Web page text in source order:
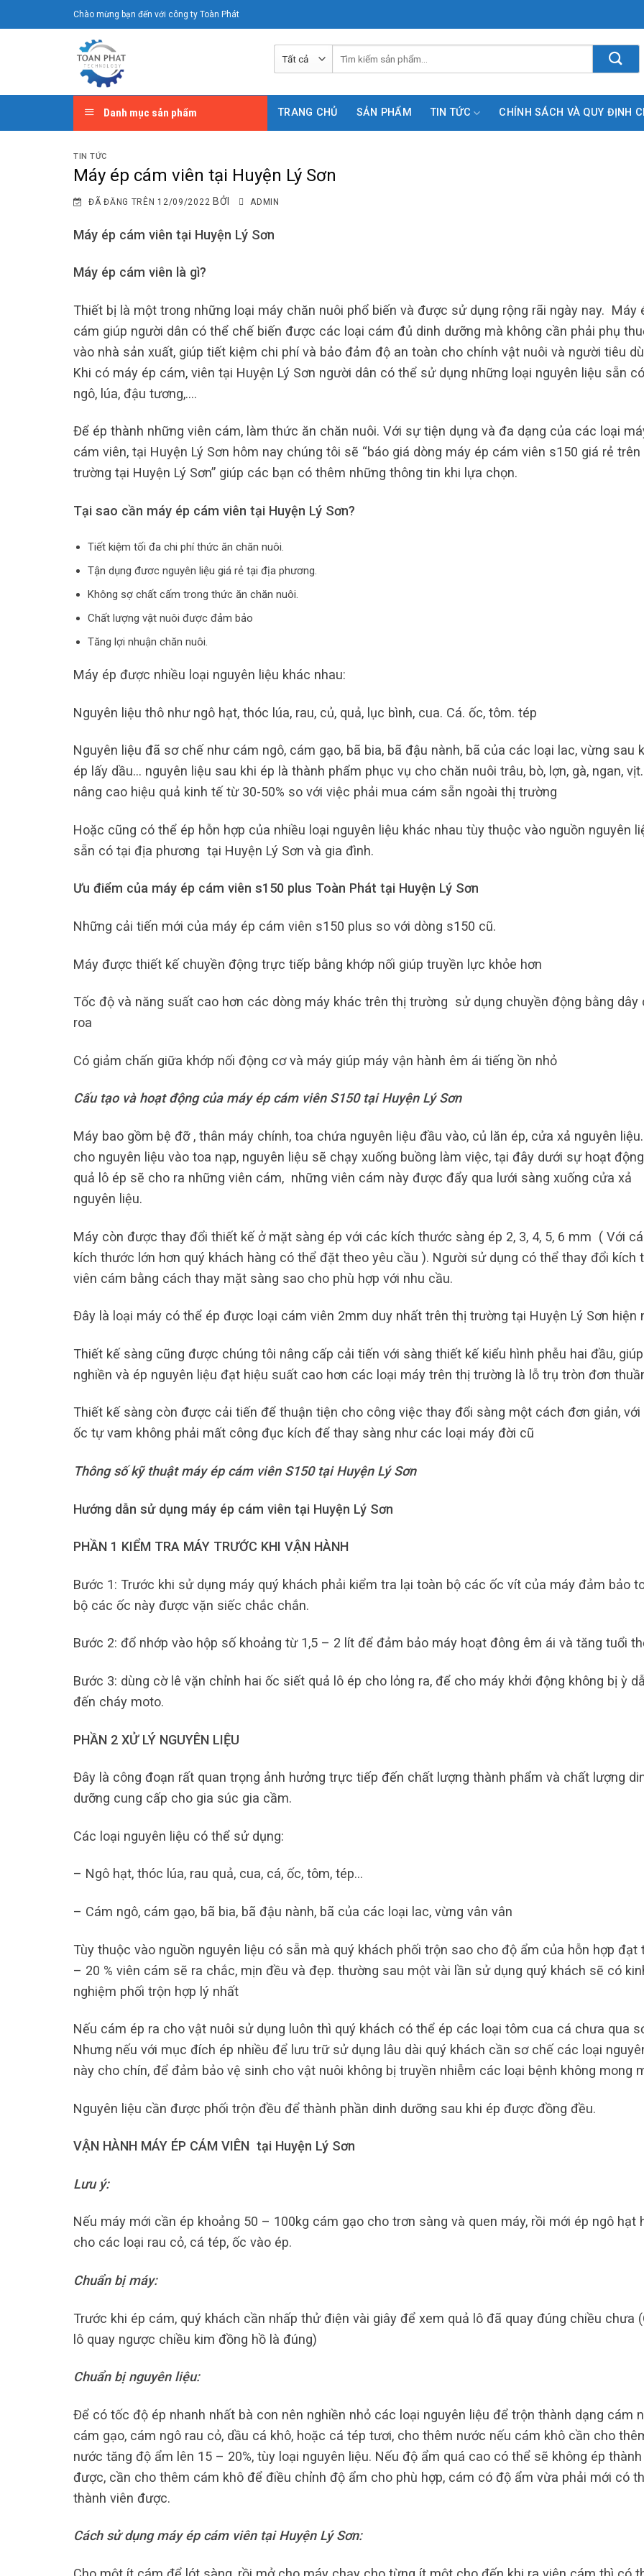
đến
Chào mừng bạn đến với công ty Toàn Phát
Danh mục sản phẩm TRANG CHỦ SẢN PHẨM TIN TỨC CHÍNH SÁCH VÀ QUY ĐỊNH
TIN TỨC
Máy ép cám viên tại Huyện Lý Sơn
ĐÃ ĐĂNG TRÊN 12/09/2022 BỞI ADMIN
Máy ép cám viên tại Huyện Lý Sơn
Máy ép cám viên là gì?
Thiết bị là một trong những loại máy chăn nuôi phổ biến và được sử dụng rộng rãi ngày nay. Máy
cám giúp người dân có thể chế biến được các loại cám đủ dinh dưỡng mà không cần phải phụ
vào nhà sản xuất, giúp tiết kiệm chi phí và bảo đảm độ an toàn cho chính vật nuôi và người tiêu
Khi có máy ép cám, viên tại Huyện Lý Sơn người dân có thể sử dụng những loại nguyên liệu sẵn
ngô, lúa, đậu tương,….
Để ép thành những viên cám, làm thức ăn chăn nuôi. Với sự tiện dụng và đa dạng của các loại
cám viên, tại Huyện Lý Sơn hôm nay chúng tôi sẽ “báo giá dòng máy ép cám viên s150 giá rẻ trên
trường tại Huyện Lý Sơn” giúp các bạn có thêm những thông tin khi lựa chọn.
Tại sao cần máy ép cám viên tại Huyện Lý Sơn?
Tiết kiệm tối đa chi phí thức ăn chăn nuôi.
Tận dụng đươc nguyên liệu giá rẻ tại địa phương.
Không sợ chất cấm trong thức ăn chăn nuôi.
Chất lượng vật nuôi được đảm bảo
Tăng lợi nhuận chăn nuôi.
Máy ép được nhiều loại nguyên liệu khác nhau:
Nguyên liệu thô như ngô hạt, thóc lúa, rau, củ, quả, lục bình, cua. Cá. ốc, tôm. tép
Nguyên liệu đã sơ chế như cám ngô, cám gạo, bã bia, bã đậu nành, bã của các loại lac, vừng sau
ép lấy dầu… nguyên liệu sau khi ép là thành phẩm phục vụ cho chăn nuôi trâu, bò, lợn, gà, ngan,
nâng cao hiệu quả kinh tế từ 30-50% so với việc phải mua cám sẵn ngoài thị trường
Hoặc cũng có thể ép hỗn hợp của nhiều loại nguyên liệu khác nhau tùy thuộc vào nguồn nguyên
sẵn có tại địa phương tại Huyện Lý Sơn và gia đình.
Ưu điểm của máy ép cám viên s150 plus Toàn Phát tại Huyện Lý Sơn
Những cải tiến mới của máy ép cám viên s150 plus so với dòng s150 cũ.
Máy được thiết kế chuyền động trực tiếp bằng khớp nối giúp truyền lực khỏe hơn
Tốc độ và năng suất cao hơn các dòng máy khác trên thị trường sử dụng chuyền động bằng dây
roa
Có giảm chấn giữa khớp nối động cơ và máy giúp máy vận hành êm ái tiếng ồn nhỏ
Cấu tạo và hoạt động của máy ép cám viên S150 tại Huyện Lý Sơn
Máy bao gồm bệ đỡ , thân máy chính, toa chứa nguyên liệu đầu vào, củ lăn ép, cửa xả nguyên
cho nguyên liệu vào toa nạp, nguyên liệu sẽ chạy xuống buồng làm việc, tại đây dưới sự hoạt
quả lô ép sẽ cho ra những viên cám, những viên cám này được đẩy qua lưới sàng xuống cửa xả
nguyên liệu.
Máy còn được thay đổi thiết kế ở mặt sàng ép với các kích thước sàng ép 2, 3, 4, 5, 6 mm ( Với
kích thước lớn hơn quý khách hàng có thể đặt theo yêu cầu ). Người sử dụng có thể thay đổi kích
viên cám bằng cách thay mặt sàng sao cho phù hợp với nhu cầu.
Đây là loại máy có thể ép được loại cám viên 2mm duy nhất trên thị trường tại Huyện Lý Sơn hiện
Thiết kế sàng cũng được chúng tôi nâng cấp cải tiến với sàng thiết kế kiểu hình phễu hai đầu, giúp
nghiền và ép nguyên liệu đạt hiệu suất cao hơn các loại máy trên thị trường là lỗ trụ tròn đơn
Thiết kế sàng còn được cải tiến để thuận tiện cho công việc thay đổi sàng một cách đơn giản, với
ốc tự vam không phải mất công đục kích để thay sàng như các loại máy đời cũ
Thông số kỹ thuật máy ép cám viên S150 tại Huyện Lý Sơn
Hướng dẫn sử dụng máy ép cám viên tại Huyện Lý Sơn
PHẦN 1 KIỂM TRA MÁY TRƯỚC KHI VẬN HÀNH
Bước 1: Trước khi sử dụng máy quý khách phải kiểm tra lại toàn bộ các ốc vít của máy đảm bảo
bộ các ốc này được vặn siếc chắc chắn.
Bước 2: đổ nhớp vào hộp số khoảng từ 1,5 – 2 lít để đảm bảo máy hoạt đông êm ái và tăng tuổi
Bước 3: dùng cờ lê vặn chỉnh hai ốc siết quả lô ép cho lỏng ra, để cho máy khởi động không bị ỳ
đến cháy moto.
PHẦN 2 XỬ LÝ NGUYÊN LIỆU
Đây là công đoạn rất quan trọng ảnh hưởng trực tiếp đến chất lượng thành phẩm và chất lượng
dưỡng cung cấp cho gia súc gia cầm.
Các loại nguyên liệu có thể sử dụng:
– Ngô hạt, thóc lúa, rau quả, cua, cá, ốc, tôm, tép…
– Cám ngô, cám gạo, bã bia, bã đậu nành, bã của các loại lac, vừng vân vân
Tùy thuộc vào nguồn nguyên liệu có sẵn mà quý khách phối trộn sao cho độ ẩm của hỗn hợp đạt
– 20 % viên cám sẽ ra chắc, mịn đều và đẹp. thường sau một vài lần sử dụng quý khách sẽ có
nghiệm phối trộn hợp lý nhất
Nếu cám ép ra cho vật nuôi sử dụng luôn thì quý khách có thể ép các loại tôm cua cá chưa qua
Nhưng nếu với mục đích ép nhiều để lưu trữ sử dụng lâu dài quý khách cần sơ chế các loại
này cho chín, để đảm bảo vệ sinh cho vật nuôi không bị truyền nhiễm các loại bệnh không mong
Nguyên liệu cần được phối trộn đều để thành phần dinh dưỡng sau khi ép được đồng đều.
VẬN HÀNH MÁY ÉP CÁM VIÊN tại Huyện Lý Sơn
Lưu ý:
Nếu máy mới cần ép khoảng 50 – 100kg cám gạo cho trơn sàng và quen máy, rồi mới ép ngô hạt
cho các loại rau cỏ, cá tép, ốc vào ép.
Chuẩn bị máy:
Trước khi ép cám, quý khách cần nhấp thử điện vài giây để xem quả lô đã quay đúng chiều chưa
lô quay ngược chiều kim đồng hồ là đúng)
Chuẩn bị nguyên liệu:
Để có tốc độ ép nhanh nhất bà con nên nghiền nhỏ các loại nguyên liệu để trộn thành dạng cám
cám gạo, cám ngô rau cỏ, dầu cá khô, hoặc cá tép tươi, cho thêm nước nếu cám khô cần cho
nước tăng độ ẩm lên 15 – 20%, tùy loại nguyên liệu. Nếu độ ẩm quá cao có thể sẽ không ép thành
được, cần cho thêm cám khô để điều chỉnh độ ẩm cho phù hợp, cám có độ ẩm vừa phải mới có
thành viên được.
Cách sử dụng máy ép cám viên tại Huyện Lý Sơn: